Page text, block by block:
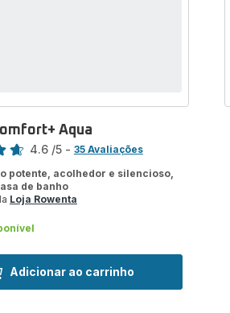
Adicionar ao carrinho
Aqua
4.6 /5 - 35 Avaliações
potente, acolhedor e silencioso,
de banho
Loja Rowenta